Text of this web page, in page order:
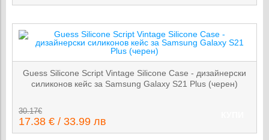
Guess Silicone Script Vintage Silicone Case - дизайнерски
силиконов кейс за Samsung Galaxy S21 Plus (черен)
30.17€
17.38 € / 33.99 лв